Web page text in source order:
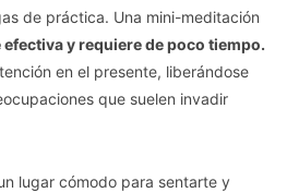
de práctica. Una mini-meditación
y requiere de poco tiempo.
en el presente, liberándose
que suelen invadir
lugar cómodo para sentarte y